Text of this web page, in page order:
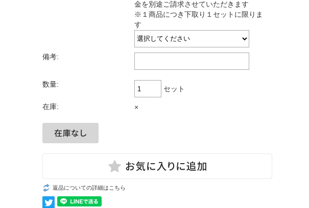
金を別途ご請求させていただきます
※１商品につき下取り１セットに限りま
す
備考:
数量:
セット
在庫: ×
返品についての詳細はこちら